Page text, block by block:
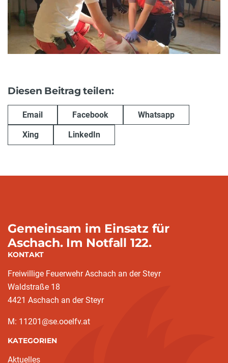
Diesen Beitrag teilen:
Email Facebook Whatsapp
Xing LinkedIn
Gemeinsam im Einsatz für
Aschach. Im Notfall 122.
KONTAKT
Freiwillige Feuerwehr Aschach an der Steyr
Waldstraße 18
4421 Aschach an der Steyr
M: 11201@se.ooelfv.at
KATEGORIEN
Aktuelles